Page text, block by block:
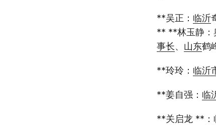
**吴正： 临沂
** **林玉静：
事长、 山东鹤
**玲玲： 临沂
**姜自强： 临
**关启龙 **：